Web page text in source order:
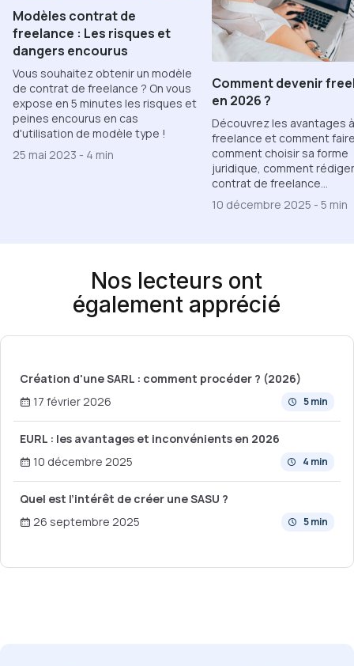
Modèles contrat de
freelance : Les risques et
dangers encourus
Vous souhaitez obtenir un modèle
de contrat de freelance ? On vous
expose en 5 minutes les risques et
peines encourus en cas
d'utilisation de modèle type !
25 mai 2023 - 4 min
Comment devenir
en 2026 ?
Découvrez les avantages
freelance et comment
comment choisir sa forme
juridique, comment
contrat de freelance...
10 décembre 2025 - 5 min
Nos lecteurs ont
également apprécié
Création d'une SARL : comment procéder ? (2026)
5 min
17 février 2026
EURL : les avantages et inconvénients en 2026
4 min
10 décembre 2025
Quel est l’intérêt de créer une SASU ?
5 min
26 septembre 2025